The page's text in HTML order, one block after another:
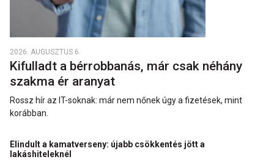
2026. AUGUSZTUS 6.
Kifulladt a bérrobbanás, már csak néhány
szakma ér aranyat
Rossz hír az IT-soknak: már nem nőnek úgy a fizetések, mint
korábban.
Elindult a kamatverseny: újabb csökkentés jött a
lakáshiteleknél